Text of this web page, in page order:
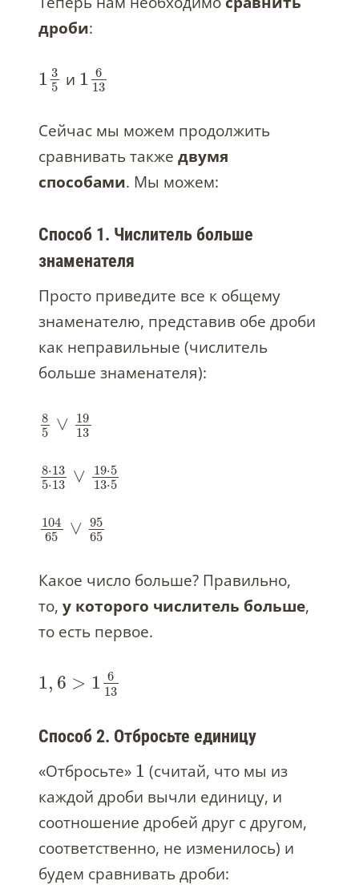
дроби:
1 3
5 и 1 6
13
Сейчас мы можем продолжить
сравнивать также двумя
способами. Мы можем:
Способ 1. Числитель больше
знаменателя
Просто приведите все к общему
знаменателю, представив обе дроби
как неправильные (числитель
больше знаменателя):
8
5 ∨ 19
13
8⋅13
5⋅13 ∨ 19⋅5
13⋅5
104
65
∨ 95
65
Какое число больше? Правильно,
то, у которого числитель больше,
то есть первое.
1, 6 > 1 6
13
Способ 2. Отбросьте единицу
«Отбросьте» 1 (считай, что мы из
каждой дроби вычли единицу, и
соотношение дробей друг с другом,
соответственно, не изменилось) и
будем сравнивать дроби: